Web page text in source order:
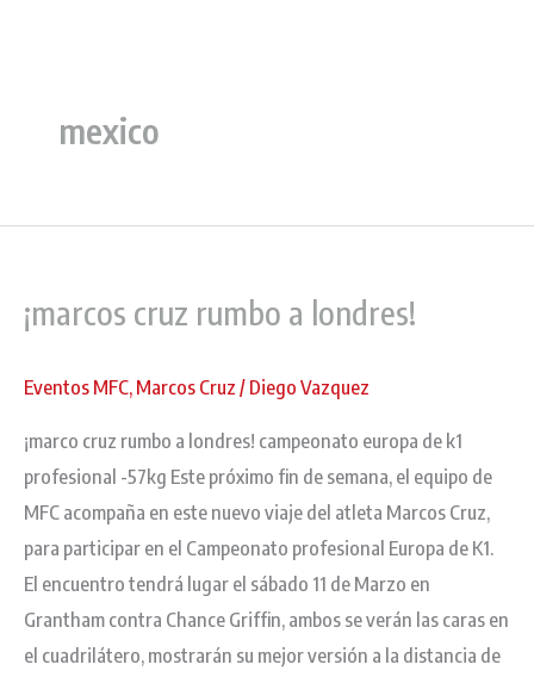
mexico
¡marcos cruz rumbo a londres!
Eventos MFC,Marcos Cruz/Diego Vazquez
¡marco cruz rumbo a londres! campeonato europa de k1
profesional -57kg Este próximo fin de semana, el equipo de
MFC acompaña en este nuevo viaje del atleta Marcos Cruz,
para participar en el Campeonato profesional Europa de K1.
El encuentro tendrá lugar el sábado 11 de Marzo en
Grantham contra Chance Griffin, ambos se verán las caras en
el cuadrilátero, mostrarán su mejor versión a la distancia de
rumbo
londres!